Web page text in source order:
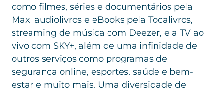
como filmes, séries e documentários pela
Max, audiolivros e eBooks pela Tocalivros,
streaming de música com Deezer, e a TV ao
vivo com SKY+, além de uma infinidade de
outros serviços como programas de
segurança online, esportes, saúde e bem-
estar e muito mais. Uma diversidade de